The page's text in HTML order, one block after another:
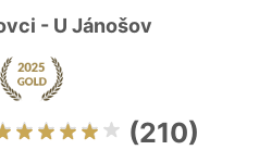
- U Jánošov
(210)